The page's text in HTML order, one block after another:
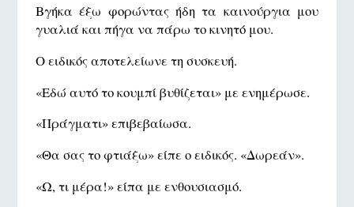
Βγήκα έξω φορώντας ήδη τα καινούργια μου
γυαλιά και πήγα να πάρω το κινητό μου.
Ο ειδικός αποτελείωνε τη συσκευή.
«Εδώ αυτό το κουμπί βυθίζεται» με ενημέρωσε.
«Πράγματι» επιβεβαίωσα.
«Θα σας το φτιάξω» είπε ο ειδικός. «Δωρεάν».
«Ω, τι μέρα!» είπα με ενθουσιασμό.